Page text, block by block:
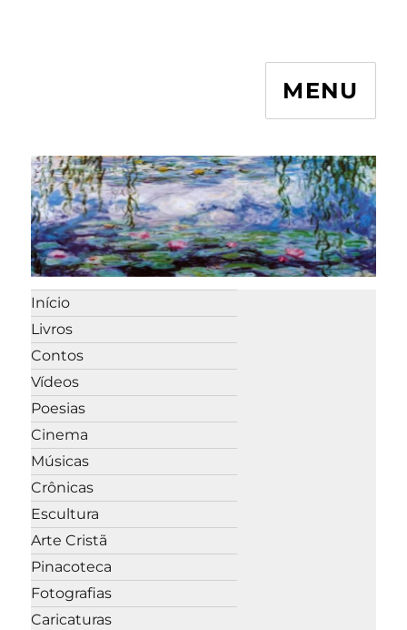
MENU
Início
Livros
Contos
Vídeos
Poesias
Cinema
Músicas
Crônicas
Escultura
Arte Cristã
Pinacoteca
Fotografias
Caricaturas